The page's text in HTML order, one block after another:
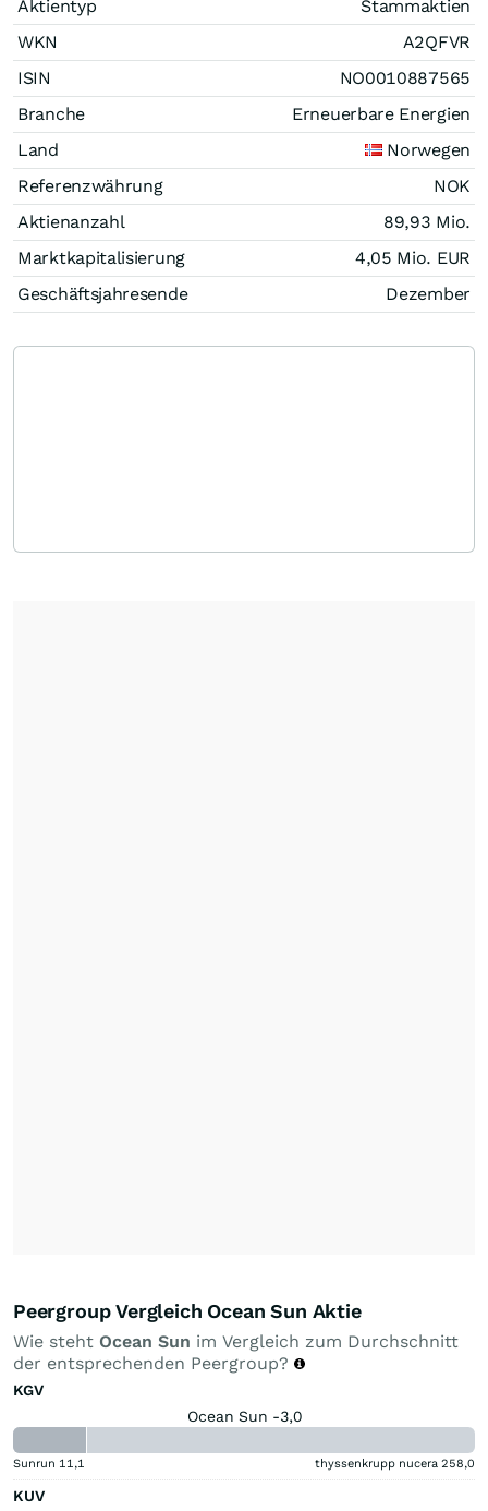
Aktientyp
Stammaktien
WKN
A2QFVR
ISIN
NO0010887565
Branche
Erneuerbare Energien
Land
Norwegen
Referenzwährung
NOK
Aktienanzahl
89,93 Mio.
Marktkapitalisierung
4,05 Mio. EUR
Geschäftsjahresende
Dezember
Peergroup Vergleich Ocean Sun Aktie
Wie steht Ocean Sun im Vergleich zum Durchschnitt
der entsprechenden Peergroup?
KGV
Ocean Sun -3,0
Sunrun 11,1 thyssenkrupp nucera 258,0
KUV